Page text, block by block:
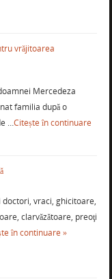
vrăjitoarea
Mercedeza
familia după o
…Citește în continuare
vraci, ghicitoare,
clarvăzătoare, preoţi
în continuare »